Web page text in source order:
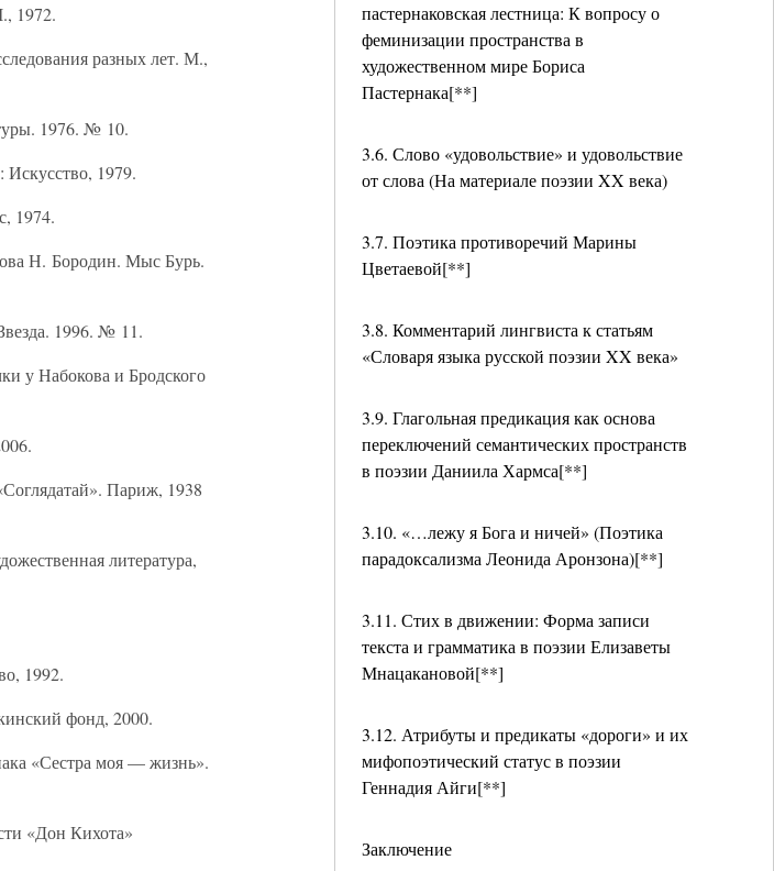
пастернаковская лестница: К вопросу о
феминизации пространства в
художественном мире Бориса
Пастернака[**]
3.6. Слово «удовольствие» и удовольствие
от слова (На материале поэзии XX века)
3.7. Поэтика противоречий Марины
Цветаевой[**]
3.8. Комментарий лингвиста к статьям
«Словаря языка русской поэзии XX века»
3.9. Глагольная предикация как основа
переключений семантических пространств
в поэзии Даниила Хармса[**]
3.10. «…лежу я Бога и ничей» (Поэтика
парадоксализма Леонида Аронзона)[**]
3.11. Стих в движении: Форма записи
текста и грамматика в поэзии Елизаветы
Мнацакановой[**]
3.12. Атрибуты и предикаты «дороги» и их
мифопоэтический статус в поэзии
Геннадия Айги[**]
Заключение
1972.
разных лет. М.,
1976. № 10.
Искусство, 1979.
1974.
Н. Бородин. Мыс Бурь.
1996. № 11.
у Набокова и Бродского
Париж, 1938
литература,
1992.
фонд, 2000.
«Сестра моя — жизнь».
«Дон Кихота»